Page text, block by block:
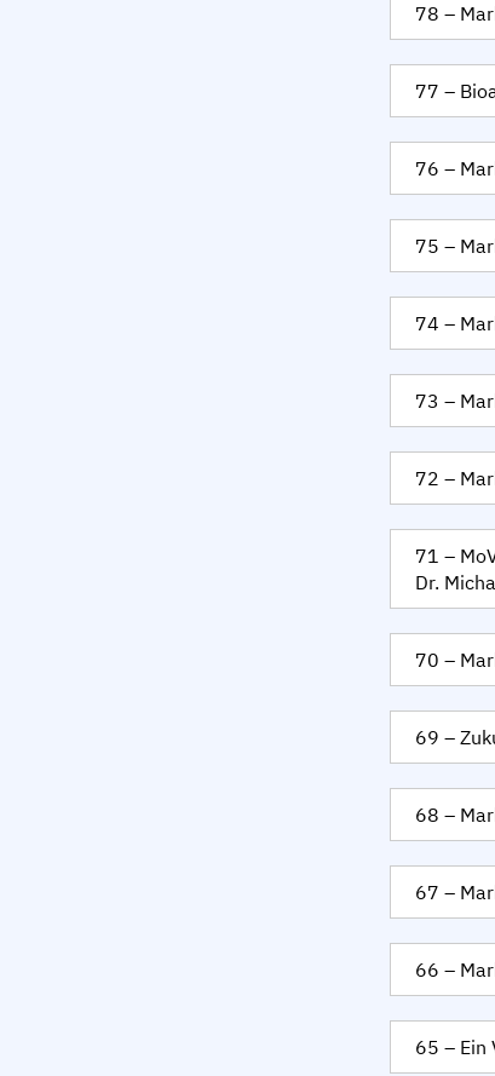
78 –
77 –
76 –
75 –
74 –
73 –
72 –
71 –
Dr.
70 –
69 –
68 –
67 –
66 –
65 – Ein